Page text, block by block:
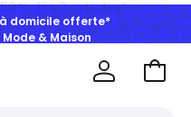
domicile offerte*
& Maison
Aller